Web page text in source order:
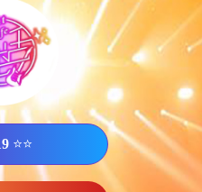
⭐⭐